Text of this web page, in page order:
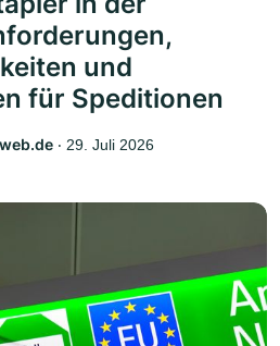
und
für Speditionen
‧ 29. Juli 2026